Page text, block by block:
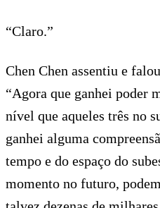
“Claro.”
Chen Chen assentiu e
“Agora que ganhei poder
nível que aqueles três no
ganhei alguma
tempo e do espaço do
momento no futuro,